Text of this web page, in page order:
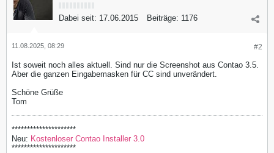
Dabei seit: 17.06.2015 Beiträge: 1176
#2
11.08.2025, 08:29
Ist soweit noch alles aktuell. Sind nur die Screenshot aus Contao 3.5.
Aber die ganzen Eingabemasken für CC sind unverändert.
Schöne Grüße
Tom
*********************
Neu: Kostenloser Contao Installer 3.0
*********************